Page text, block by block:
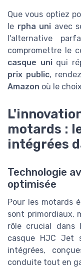
Que vous optiez
le rpha uni avec
l'alternative
compromettre le
casque uniqui
prix public,
Amazon où le
motards :
intégrées
Technologie
optimisée
Pour les motards
sont primordiaux,
rôle crucial dans
casque HJC Jet
intégrées,
conduite tout en